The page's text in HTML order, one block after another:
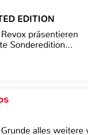
EDITION
präsentieren
Sonderedition...
alles weitere